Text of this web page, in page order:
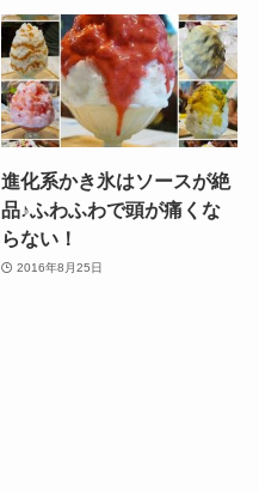
進化系かき氷はソースが絶
品♪ふわふわで頭が痛くな
らない！
2016年8月25日